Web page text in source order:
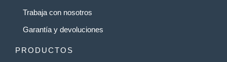
Trabaja con nosotros
Garantía y devoluciones
PRODUCTOS